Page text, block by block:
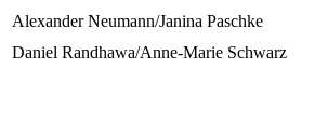
Alexander Neumann/Janina Paschke
Daniel Randhawa/Anne-Marie Schwarz